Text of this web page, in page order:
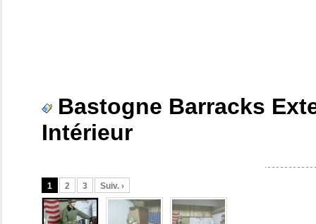
Bastogne Barracks
Intérieur
1 2 3 Suiv. ›